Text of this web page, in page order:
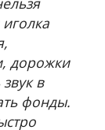
дорожки
в
фонды.